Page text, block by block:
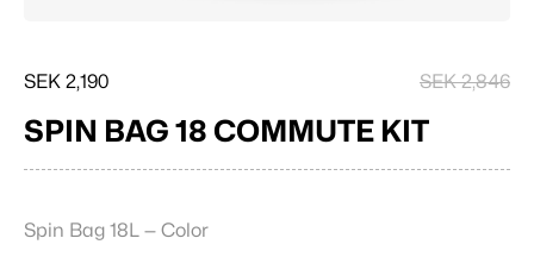
SPIN BAG 18 COMMUTE KIT
SEK 2,846
SEK 2,190
Spin Bag 18L — Color